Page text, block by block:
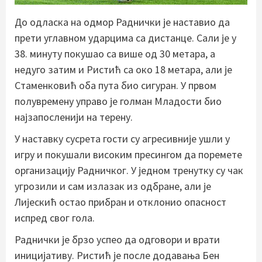
До одласка на одмор Раднички је наставио да
прети углавном ударцима са дистанце. Сали је у
38. минуту покушао са више од 30 метара, а
недуго затим и Ристић са око 18 метара, али је
Стаменковић оба пута био сигуран. У првом
полувремену управо је голман Младости био
најзапосленији на терену.
У наставку сусрета гости су агресивније ушли у
игру и покушали високим пресингом да поремете
организацију Радничког. У једном тренутку су чак
угрозили и сам излазак из одбране, али је
Лијескић остао прибран и отклонио опасност
испред свог гола.
Раднички је брзо успео да одговори и врати
иницијативу. Ристић је после додавања Бен